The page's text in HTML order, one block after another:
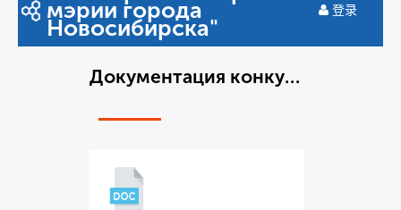
мэрии города
Новосибирска"
登录
Документация конкурса премий